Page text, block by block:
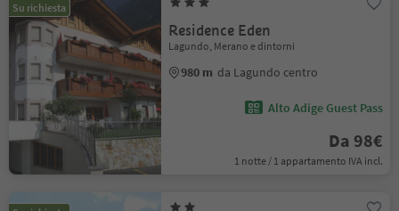
Su richiesta
Residence Eden
Lagundo, Merano e dintorni
980 m da Lagundo centro
Alto Adige Guest Pass
Da 98€
1 notte / 1 appartamento IVA incl.